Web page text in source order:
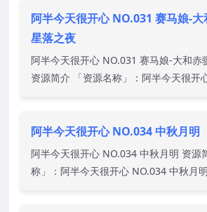
阿半今天很开心 NO.031 赛马娘-大
星落之夜
阿半今天很开心 NO.031 赛马娘-大和赤
资源简介 「资源名称」：阿半今天很开
阿半今天很开心 NO.034 中秋月明
阿半今天很开心 NO.034 中秋月明 资源
称」：阿半今天很开心 NO.034 中秋月